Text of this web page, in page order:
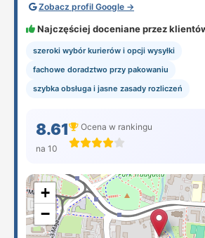
Zobacz profil Google →
Najczęściej doceniane przez
szeroki wybór kurierów i opcji wysyłki
fachowe doradztwo przy pakowaniu
szybka obsługa i jasne zasady rozliczeń
8.61
na 10
Ocena w rankingu
+
−